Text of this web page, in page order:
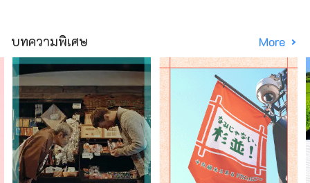
บทความพิเศษ More